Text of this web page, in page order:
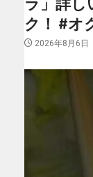
ク！ #オ
2026年8月6日